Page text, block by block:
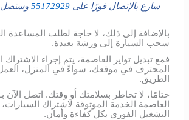
سارع بالإتصال فورًا على 55172929 وسنصل
بالإضافة إلى ذلك، لا حاجة لطلب المساعدة
سحب السيارة إلى ورشة بعيدة.
فمع تبديل تواير العاصمة، يتم إجراء الاشتراك
المحترف في موقعك، سواءً في المنزل،
الطريق.
ختامًا، لا تخاطر بسلامتك أو وقتك. اتصل الآن بـ
العاصمة الخدمة الموثوقة لاشتراك
التشغيل الفوري بكل كفاءة وأمان.